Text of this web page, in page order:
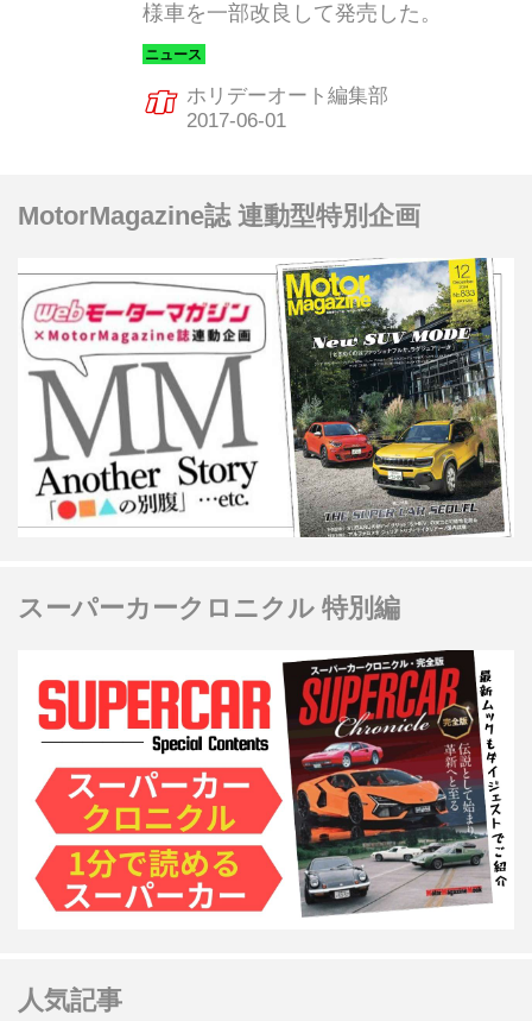
様車を一部改良して発売した。
ホリデーオート編集部
MotorMagazine誌 連動型特別企画
スーパーカークロニクル 特別編
人気記事